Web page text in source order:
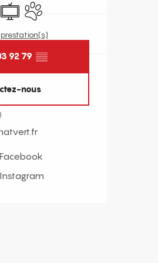
TélévisionAnimaux acceptés
92 79 ▒▒
nous